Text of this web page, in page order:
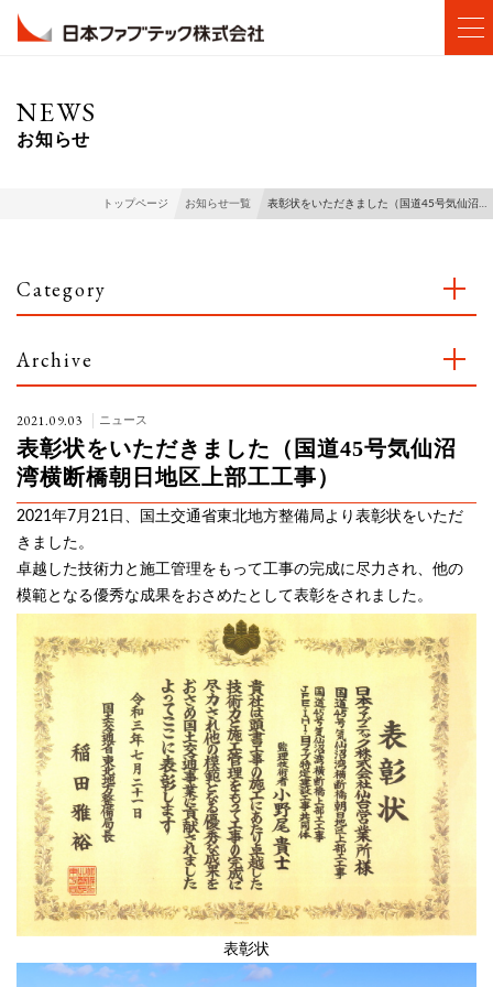
NEWS
お知らせ
トップページ お知らせ一覧 表彰状をいただきました（国道45号気仙沼…
Category
Archive
2021.09.03 ニュース
表彰状をいただきました（国道45号気仙沼
湾横断橋朝日地区上部工工事）
2021年7月21日、国土交通省東北地方整備局より表彰状をいただ
きました。
卓越した技術力と施工管理をもって工事の完成に尽力され、他の
模範となる優秀な成果をおさめたとして表彰をされました。
表彰状